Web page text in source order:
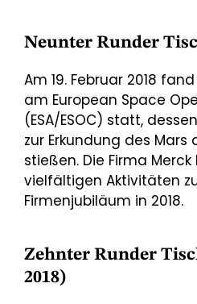
Neunter Runder
Am 19. Februar 2018
am European Space
(ESA/ESOC) statt,
zur Erkundung des
stießen. Die Firma
vielfältigen Aktivitäten
Firmenjubiläum in 2018.
Zehnter Runder
2018)